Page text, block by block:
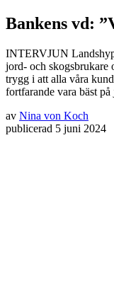
Bankens vd:
INTERVJUN
jord- och skogsbrukare
trygg i att alla våra
fortfarande vara bäst
av Nina von Koch
publicerad 5 juni 2024